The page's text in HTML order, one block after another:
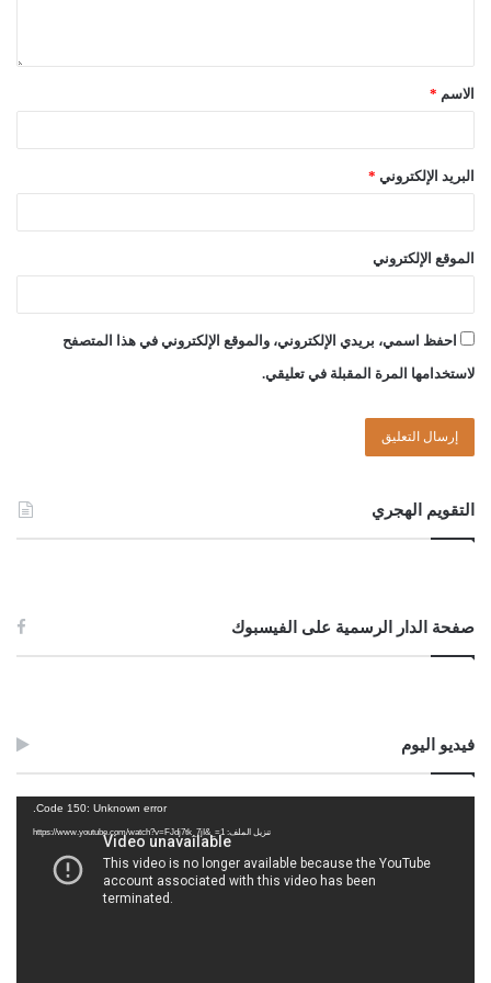
حسن بن سالم الشريف
الصادق بن عبد الرحمن الغرياني
مفتي عام ليبيا
الوسوم البورصة التداول
الاسم *
البريد الإلكتروني *
الموقع الإلكتروني
احفظ اسمي، بريدي الإلكتروني، والموقع الإلكتروني في هذا المتصفح
لاستخدامها المرة المقبلة في تعليقي.
التقويم الهجري
صفحة الدار الرسمية على الفيسبوك
فيديو اليوم
Code 150: Unknown error.
تنزيل الملف: https://www.youtube.com/watch?v=FJdj7tk_7jI&_=1